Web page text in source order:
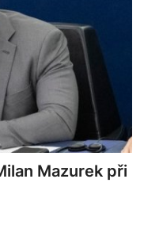
Mazurek při